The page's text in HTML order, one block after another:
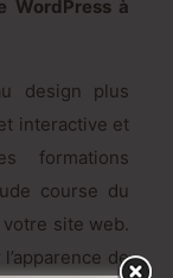
WordPress à
design plus
interactive et
formations
course du
site web.
de